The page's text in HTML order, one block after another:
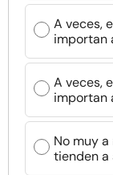
A veces,
importan
A veces,
importan
No muy
tienden a